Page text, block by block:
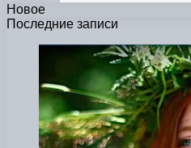
Новое
Последние записи